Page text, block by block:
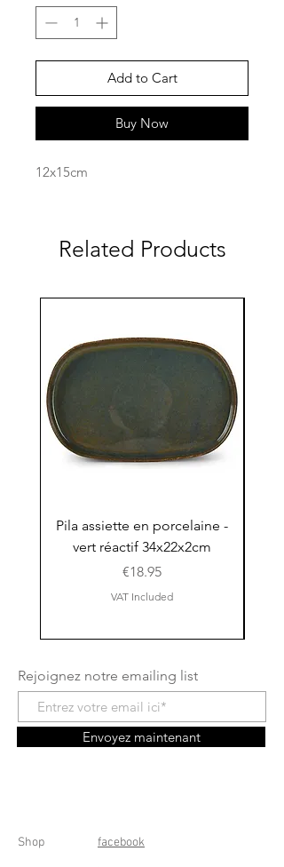
Add to Cart
Buy Now
12x15cm
Related Products
Pila assiette en porcelaine -
vert réactif 34x22x2cm
Price
€18.95
VAT Included
Rejoignez notre emailing list
Envoyez maintenant
Shop
facebook